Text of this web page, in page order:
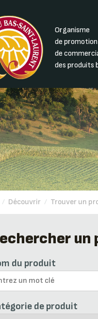
Organisme
de
de
des produits
/ Découvrir / Trouver un
un
du produit
de produit